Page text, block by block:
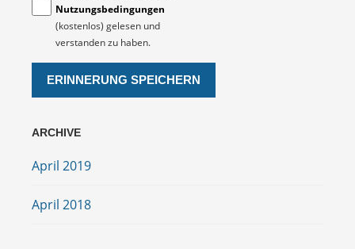
Nutzungsbedingungen
(kostenlos) gelesen und
verstanden zu haben.
ARCHIVE
April 2019
April 2018